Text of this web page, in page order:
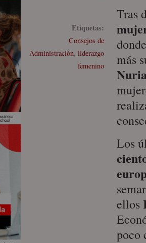
Etiquetas:
Consejos de
Administración, liderazgo
femenino
Tras
más
Los
ellos
poco